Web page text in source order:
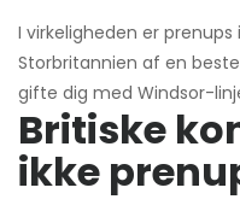
I virkeligheden er
Storbritannien af ​​en
gifte dig med Windsor-
Britiske
ikke